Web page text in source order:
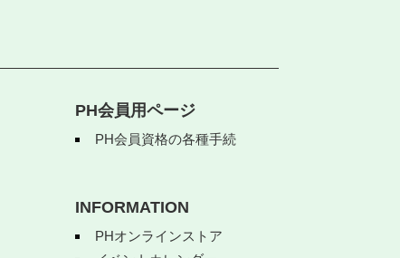
PH会員用ページ
PH会員資格の各種手続
INFORMATION
PHオンラインストア